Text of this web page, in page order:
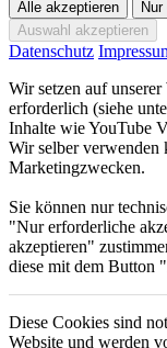
Datenschutz
Wir setzen auf
erforderlich (siehe
Inhalte wie YouTube
Wir selber verwenden
Marketingzwecken.
Sie können nur
"Nur erforderliche
akzeptieren"
diese mit dem Button
Diese Cookies sind
Website und werden